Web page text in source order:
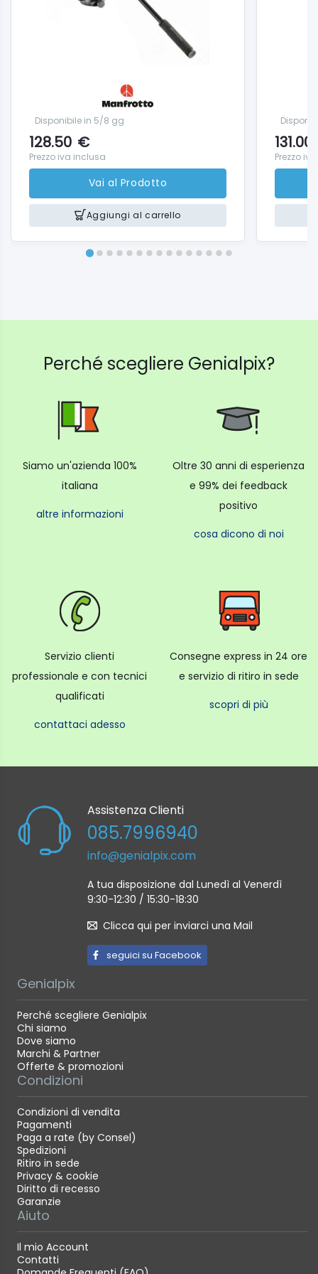
Rilascio RapidoSi
Disponibile in 5/8 gg
128.50 €
Prezzo iva inclusa
Vai al Prodotto
Aggiungi al carrello
131.00
Prezzo
Perché scegliere Genialpix?
Siamo un'azienda 100%
italiana
altre informazioni
Oltre 30 anni di esperienza
e 99% dei feedback
positivo
cosa dicono di noi
Servizio clienti
professionale e con tecnici
qualificati
contattaci adesso
Consegne express in 24 ore
e servizio di ritiro in sede
scopri di più
Assistenza Clienti
085.7996940
info@genialpix.com
A tua disposizione dal Lunedì al Venerdì
9:30-12:30 / 15:30-18:30
Clicca qui per inviarci una Mail
seguici su Facebook
Genialpix
Perché scegliere Genialpix
Chi siamo
Dove siamo
Marchi & Partner
Offerte & promozioni
Condizioni
Condizioni di vendita
Pagamenti
Paga a rate (by Consel)
Spedizioni
Ritiro in sede
Privacy & cookie
Diritto di recesso
Garanzie
Aiuto
Il mio Account
Contatti